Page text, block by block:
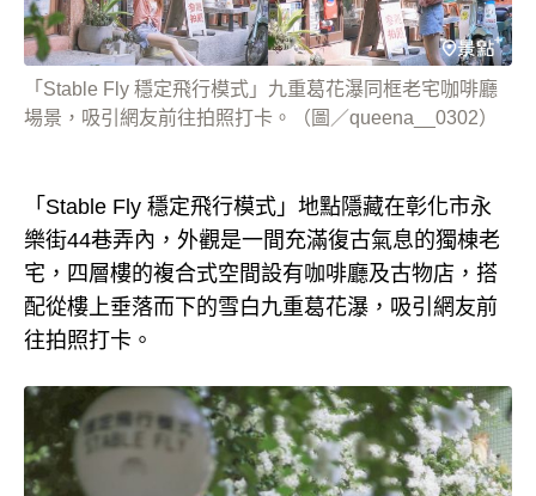
「Stable Fly 穩定飛行模式」九重葛花瀑同框老宅咖啡廳
場景，吸引網友前往拍照打卡。（圖／queena__0302）
「Stable Fly 穩定飛行模式」地點隱藏在彰化市永
樂街44巷弄內，外觀是一間充滿復古氣息的獨棟老
宅，四層樓的複合式空間設有咖啡廳及古物店，搭
配從樓上垂落而下的雪白九重葛花瀑，吸引網友前
往拍照打卡。